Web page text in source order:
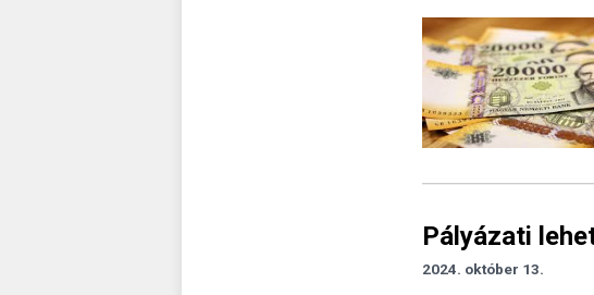
Pályázati
2024. október 13.